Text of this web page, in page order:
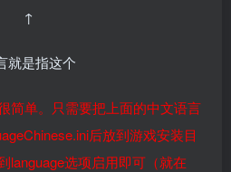
↑
就是指这个
简单。只需要把上面的中文语言
后放到游戏安装目
language选项启用即可（就在